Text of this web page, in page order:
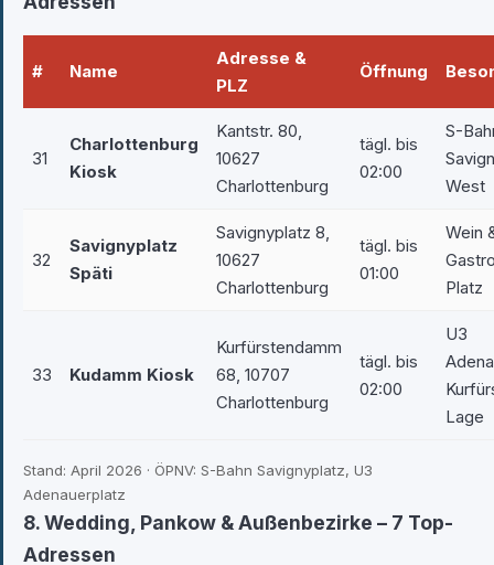
# Name
Adresse &
PLZ
Öffnung
31
Charlottenburg
Kiosk
Kantstr. 80,
10627
Charlottenburg
tägl. bis
02:00
S-
West
32
Savignyplatz
Späti
Savignyplatz 8,
10627
Charlottenburg
tägl. bis
01:00
Wein
Platz
33 Kudamm Kiosk
Kurfürstendamm
68, 10707
Charlottenburg
tägl. bis
02:00
U3
Lage
Stand: April 2026 · ÖPNV: S-Bahn Savignyplatz, U3
Adenauerplatz
8. Wedding, Pankow & Außenbezirke – 7 Top-
Adressen